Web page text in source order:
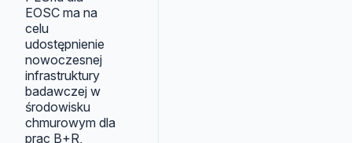
EOSC ma na
celu
udostępnienie
nowoczesnej
infrastruktury
badawczej w
środowisku
chmurowym dla
prac B+R,